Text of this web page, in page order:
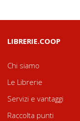
LIBRERIE.COOP
Chi siamo
Le Librerie
Servizi e vantaggi
Raccolta punti